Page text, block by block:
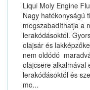
Liqui Moly Engine
Nagy hatékonyságú
megszabadíthatja a
lerakódásoktól.
olajsár és
nem oldódó
olajcsere alkalmával
lerakódásoktól és
mo...